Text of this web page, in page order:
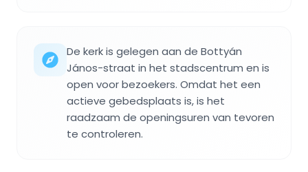
De kerk is gelegen aan de Bottyán
János-straat in het stadscentrum en is
open voor bezoekers. Omdat het een
actieve gebedsplaats is, is het
raadzaam de openingsuren van tevoren
te controleren.